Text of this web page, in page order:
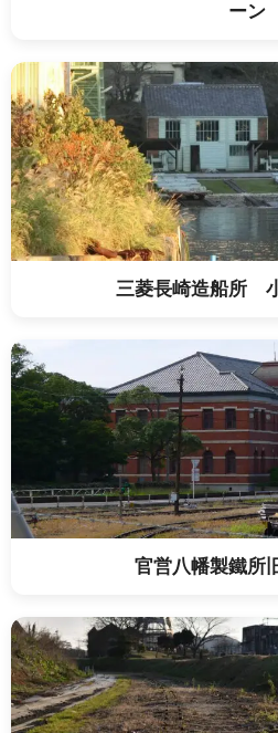
ーン
三菱長崎造船所
官営八幡製鐵所